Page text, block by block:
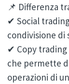
📌 Differenza
✔ Social
condivisione di
✔ Copy
che permette
operazioni di